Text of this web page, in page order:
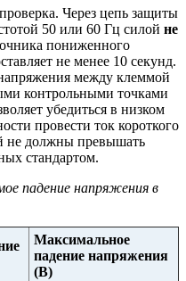
Через цепь защиты
50 или 60 Гц силой не
пониженного
не менее 10 секунд.
между клеммой
контрольными точками
убедиться в низком
провести ток короткого
не должны превышать
стандартом.
падение напряжения в
Максимальное
падение напряжения
(В)